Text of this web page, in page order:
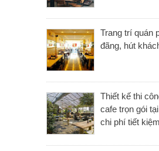
Trang trí quán
đãng, hút
Thiết kế thi
cafe trọn gói
chi phí tiết